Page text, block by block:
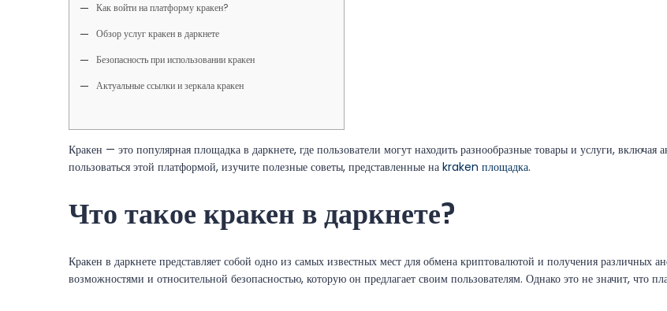
Как войти на платформу кракен?
Обзор услуг кракен в даркнете
Безопасность при использовании кракен
Актуальные ссылки и зеркала кракен
Кракен — это популярная площадка в даркнете, где пользователи могут находить разнообразные товары и услуги,
пользоваться этой платформой, изучите полезные советы, представленные на kraken площадка.
Что такое кракен в даркнете?
Кракен в даркнете представляет собой одно из самых известных мест для обмена криптовалютой и получения различных
возможностями и относительной безопасностью, которую он предлагает своим пользователям. Однако это не значит, что